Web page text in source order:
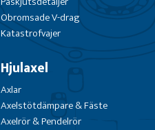
Obromsade V-drag
Katastrofvajer
Hjulaxel
Axlar
Axelstötdämpare & Fäste
Axelrör & Pendelrör